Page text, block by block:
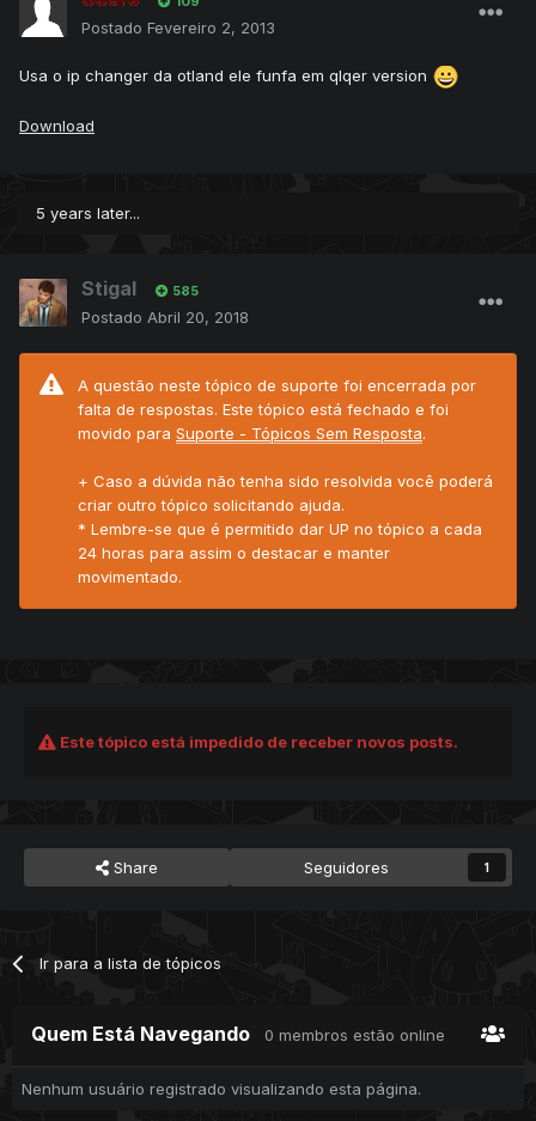
Postado Fevereiro 2, 2013
Usa o ip changer da otland ele funfa em qlqer version
Download
5 years later...
Stigal 585
Postado Abril 20, 2018
A questão neste tópico de suporte foi encerrada por
falta de respostas. Este tópico está fechado e foi
movido para Suporte - Tópicos Sem Resposta.
+ Caso a dúvida não tenha sido resolvida você poderá
criar outro tópico solicitando ajuda.
* Lembre-se que é permitido dar UP no tópico a cada
24 horas para assim o destacar e manter
movimentado.
Este tópico está impedido de receber novos posts.
Share Seguidores 1
Ir para a lista de tópicos
Quem Está Navegando 0 membros estão online
Nenhum usuário registrado visualizando esta página.